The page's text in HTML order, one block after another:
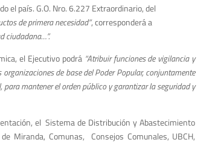
el país. G.O. Nro. 6.227 Extraordinario, del
de primera necesidad”, corresponderá a
ciudadana…”.
el Ejecutivo podrá “Atribuir funciones de vigilancia y
de base del Poder Popular, conjuntamente
mantener el orden público y garantizar la seguridad y
el Sistema de Distribución y Abastecimiento
Miranda, Comunas, Consejos Comunales, UBCH,